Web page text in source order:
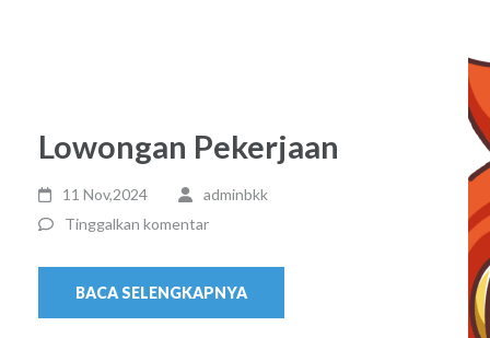
Lowongan Pekerjaan
11 Nov,2024
adminbkk
Tinggalkan komentar
BACA SELENGKAPNYA